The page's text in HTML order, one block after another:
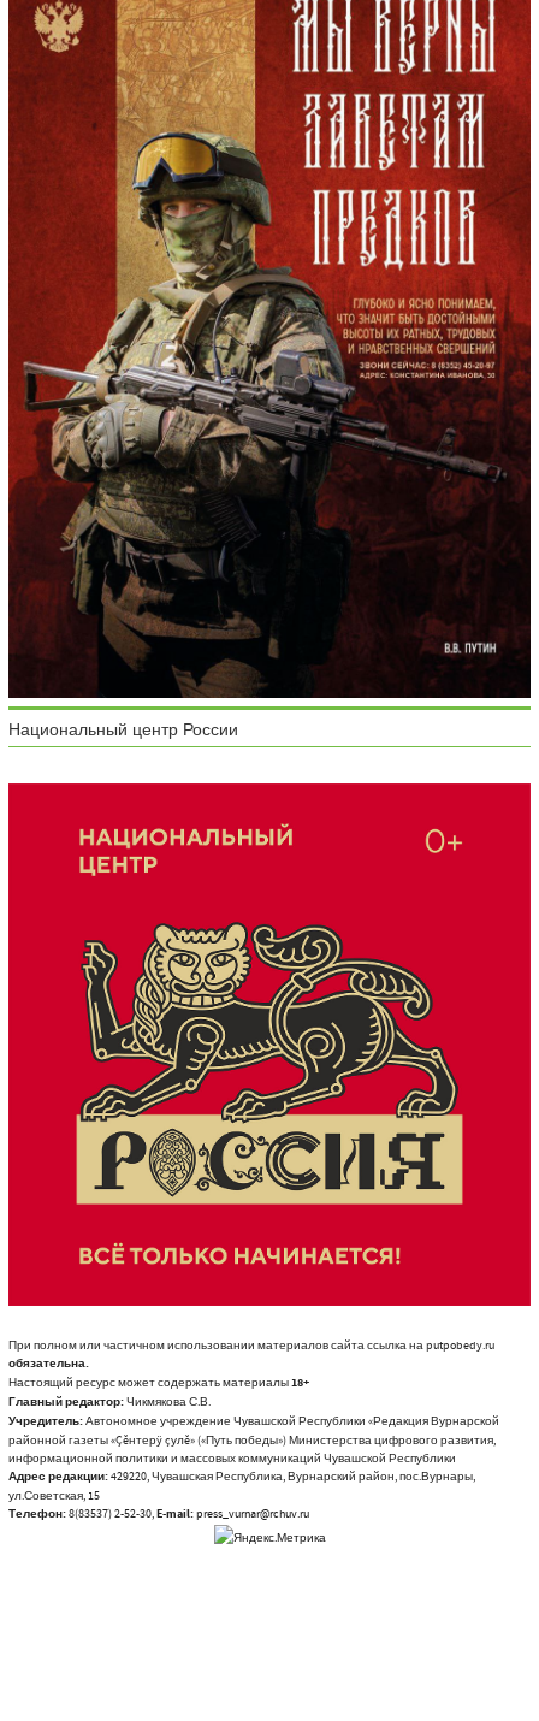
Национальный центр России
При полном или частичном использовании материалов сайта ссылка на putpobedy.ru
обязательна.
Настоящий ресурс может содержать материалы18+
Главный редактор:Чикмякова С.В.
Учредитель:Автономное учреждение Чувашской Республики «Редакция Вурнарской
районной газеты «Çĕнтерÿ çулĕ» («Путь победы») Министерства цифрового развития,
информационной политики и массовых коммуникаций Чувашской Республики
Адрес редакции:429220, Чувашская Республика, Вурнарский район, пос.Вурнары,
ул.Советская, 15
Телефон:8(83537) 2-52-30,E-mail:press_vurnar@rchuv.ru